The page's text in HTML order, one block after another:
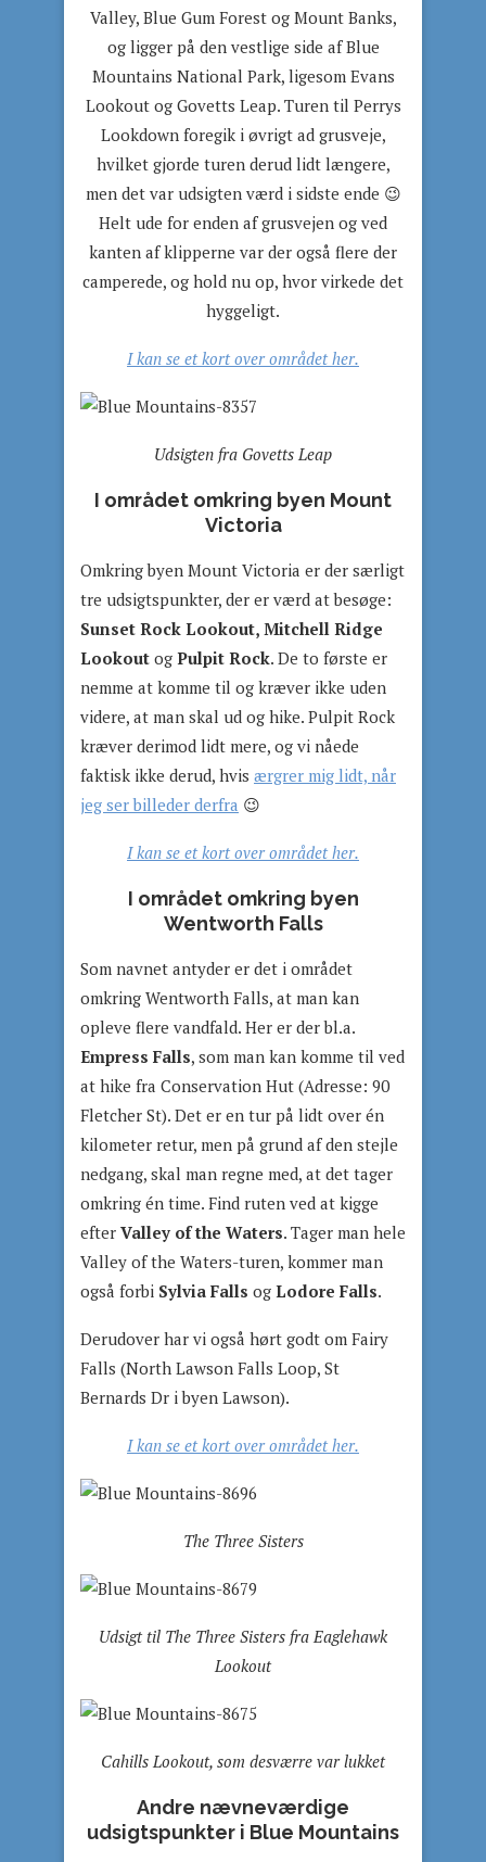
Valley, Blue Gum Forest og Mount Banks,
og ligger på den vestlige side af Blue
Mountains National Park, ligesom Evans
Lookout og Govetts Leap. Turen til Perrys
Lookdown foregik i øvrigt ad grusveje,
hvilket gjorde turen derud lidt længere,
men det var udsigten værd i sidste ende 😉
Helt ude for enden af grusvejen og ved
kanten af klipperne var der også flere der
camperede, og hold nu op, hvor virkede det
hyggeligt.
I kan se et kort over området her.
Udsigten fra Govetts Leap
I området omkring byen Mount
Victoria
Omkring byen Mount Victoria er der særligt
tre udsigtspunkter, der er værd at besøge:
Sunset Rock Lookout, Mitchell Ridge
Lookout og Pulpit Rock. De to første er
nemme at komme til og kræver ikke uden
videre, at man skal ud og hike. Pulpit Rock
kræver derimod lidt mere, og vi nåede
faktisk ikke derud, hvis ærgrer mig lidt, når
jeg ser billeder derfra 😉
I kan se et kort over området her.
I området omkring byen
Wentworth Falls
Som navnet antyder er det i området
omkring Wentworth Falls, at man kan
opleve flere vandfald. Her er der bl.a.
Empress Falls, som man kan komme til ved
at hike fra Conservation Hut (Adresse: 90
Fletcher St). Det er en tur på lidt over én
kilometer retur, men på grund af den stejle
nedgang, skal man regne med, at det tager
omkring én time. Find ruten ved at kigge
efter Valley of the Waters. Tager man hele
Valley of the Waters-turen, kommer man
også forbi Sylvia Falls og Lodore Falls.
Derudover har vi også hørt godt om Fairy
Falls (North Lawson Falls Loop, St
Bernards Dr i byen Lawson).
I kan se et kort over området her.
The Three Sisters
Udsigt til The Three Sisters fra Eaglehawk
Lookout
Cahills Lookout, som desværre var lukket
Andre nævneværdige
udsigtspunkter i Blue Mountains